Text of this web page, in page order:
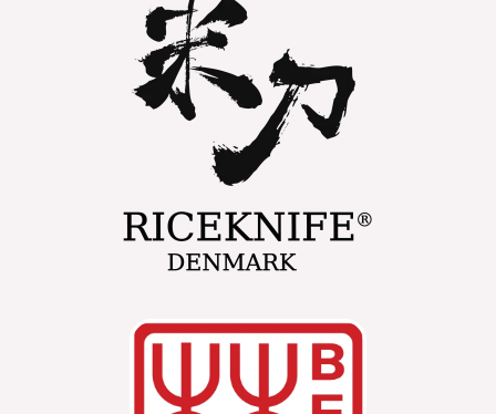
b
o
o
a
g
r
a
m
b
e